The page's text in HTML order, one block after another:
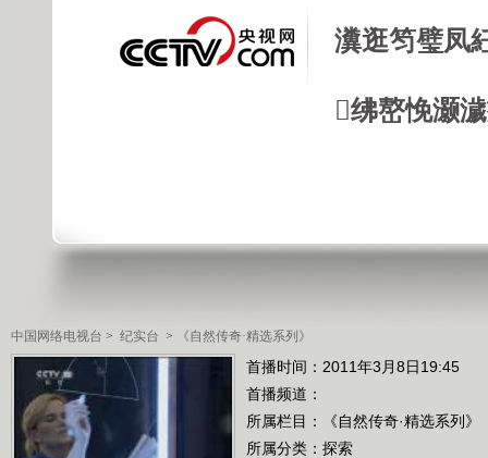
瀵逛笉璧凤
绋嶅悗灏
中国网络电视台 > 纪实台 > 《自然传奇·精选系列》
首播时间：2011年3月8日19:45
首播频道：
所属栏目：
《自然传奇·精选系列》
所属分类：探索